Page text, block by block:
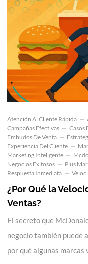
Atención Al Cliente Rápida
Campañas Efectivas
Casos
Embudos De Venta
Experiencia Del Cliente
Marketing Inteligente
Negocios Exitosos
Plus
Respuesta Inmediata
¿Por Qué la
Ventas?
El secreto que
negocio también puede
por qué algunas